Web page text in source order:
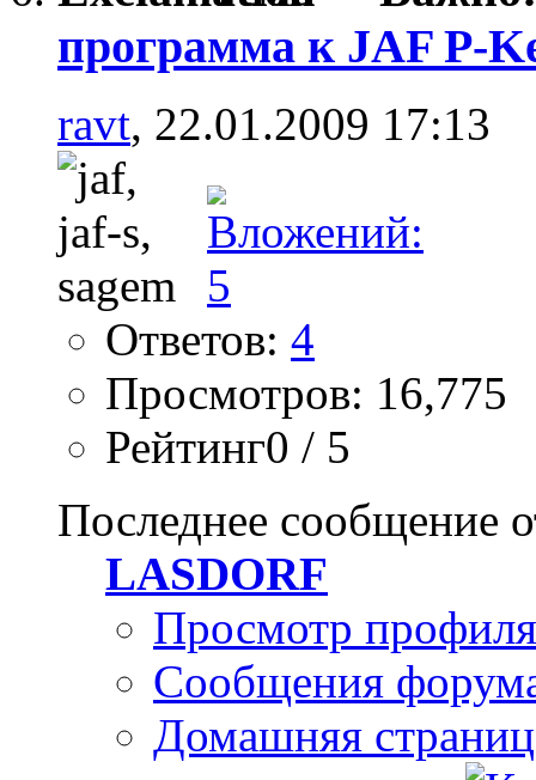
программа к JAF P-
ravt, 22.01.2009 17:13
Ответов: 4
Просмотров: 16,775
Рейтинг0 / 5
Последнее сообщение
LASDORF
Просмотр профиля
Сообщения
Домашняя